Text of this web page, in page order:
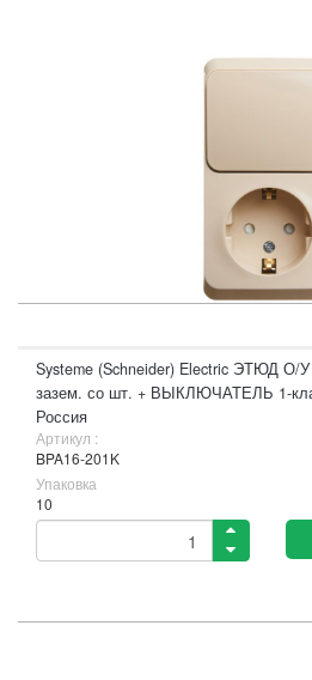
Systeme (Schneider) Electric ЭТЮД
зазем. со шт. + ВЫКЛЮЧАТЕЛЬ 1-
Россия
Артикул :
BPA16-201K
Упаковка
10